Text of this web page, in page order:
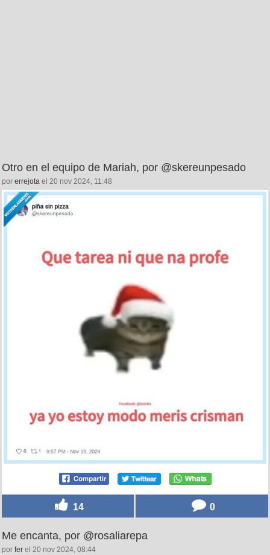
Otro en el equipo de Mariah, por @skereunpesado
por errejota el 20 nov 2024, 11:48
14 0
Me encanta, por @rosaliarepa
por fer el 20 nov 2024, 08:44